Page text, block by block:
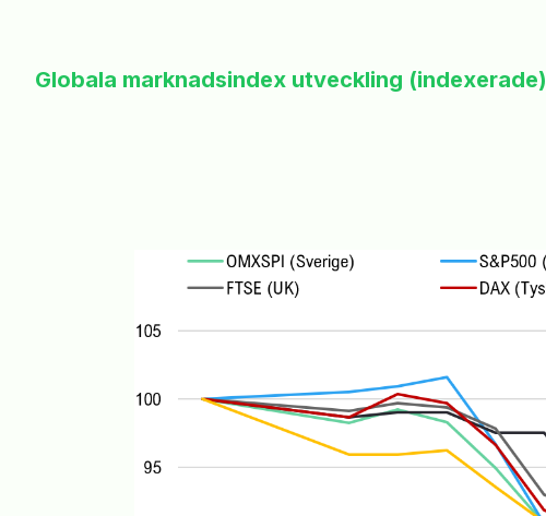
Globala marknadsindex utveckling (indexerade)